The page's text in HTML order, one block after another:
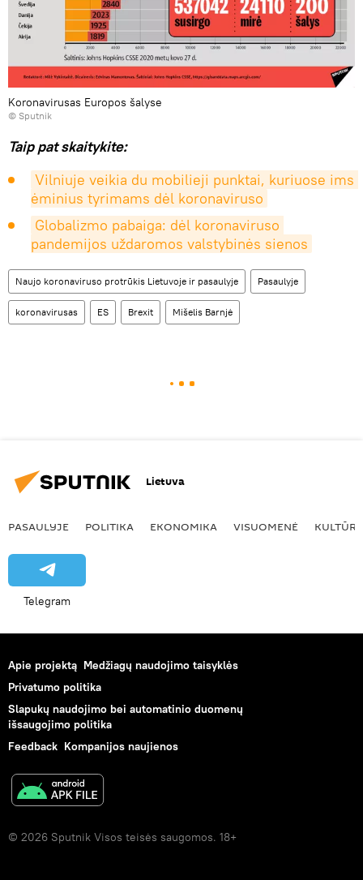
Koronavirusas Europos šalyse
© Sputnik
Taip pat skaitykite:
Vilniuje veikia du mobilieji punktai, kuriuose ims
ėminius tyrimams dėl koronaviruso
Globalizmo pabaiga: dėl koronaviruso
pandemijos uždaromos valstybinės sienos
Naujo koronaviruso protrūkis Lietuvoje ir pasaulyje Pasaulyje
koronavirusas ES Brexit Mišelis Barnjė
Lietuva
PASAULYJE POLITIKA EKONOMIKA VISUOMENĖ KULTŪRA
Telegram
Apie projektą Medžiagų naudojimo taisyklės
Privatumo politika
Slapukų naudojimo bei automatinio duomenų
išsaugojimo politika
Feedback Kompanijos naujienos
© 2026 Sputnik Visos teisės saugomos. 18+